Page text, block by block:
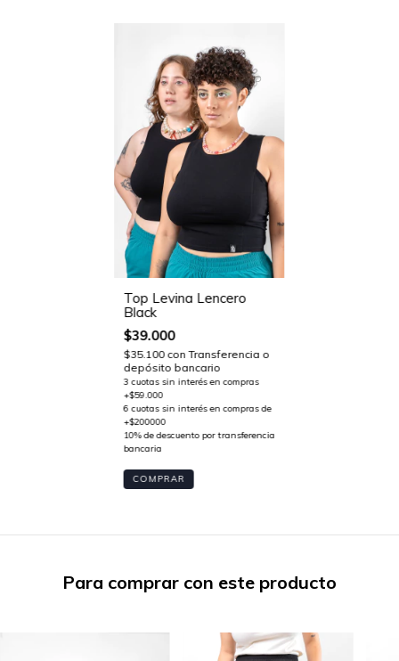
Top Levina Lencero
Black
$39.000
$35.100 con Transferencia o
depósito bancario
COMPRAR
Para comprar con este producto